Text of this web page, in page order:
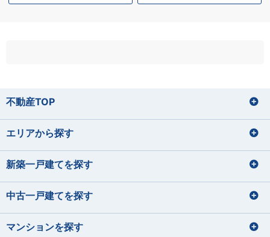
不動産TOP
エリアから探す
新築一戸建てを探す
中古一戸建てを探す
マンションを探す